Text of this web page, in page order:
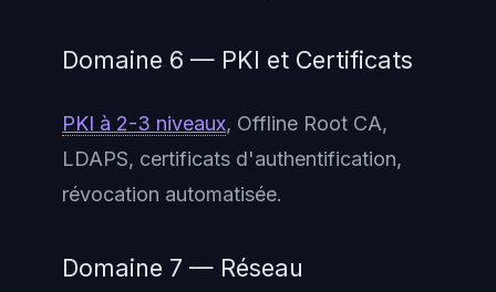
Domaine 6 — PKI et Certificats
PKI à 2-3 niveaux, Offline Root CA,
LDAPS, certificats d'authentification,
révocation automatisée.
Domaine 7 — Réseau